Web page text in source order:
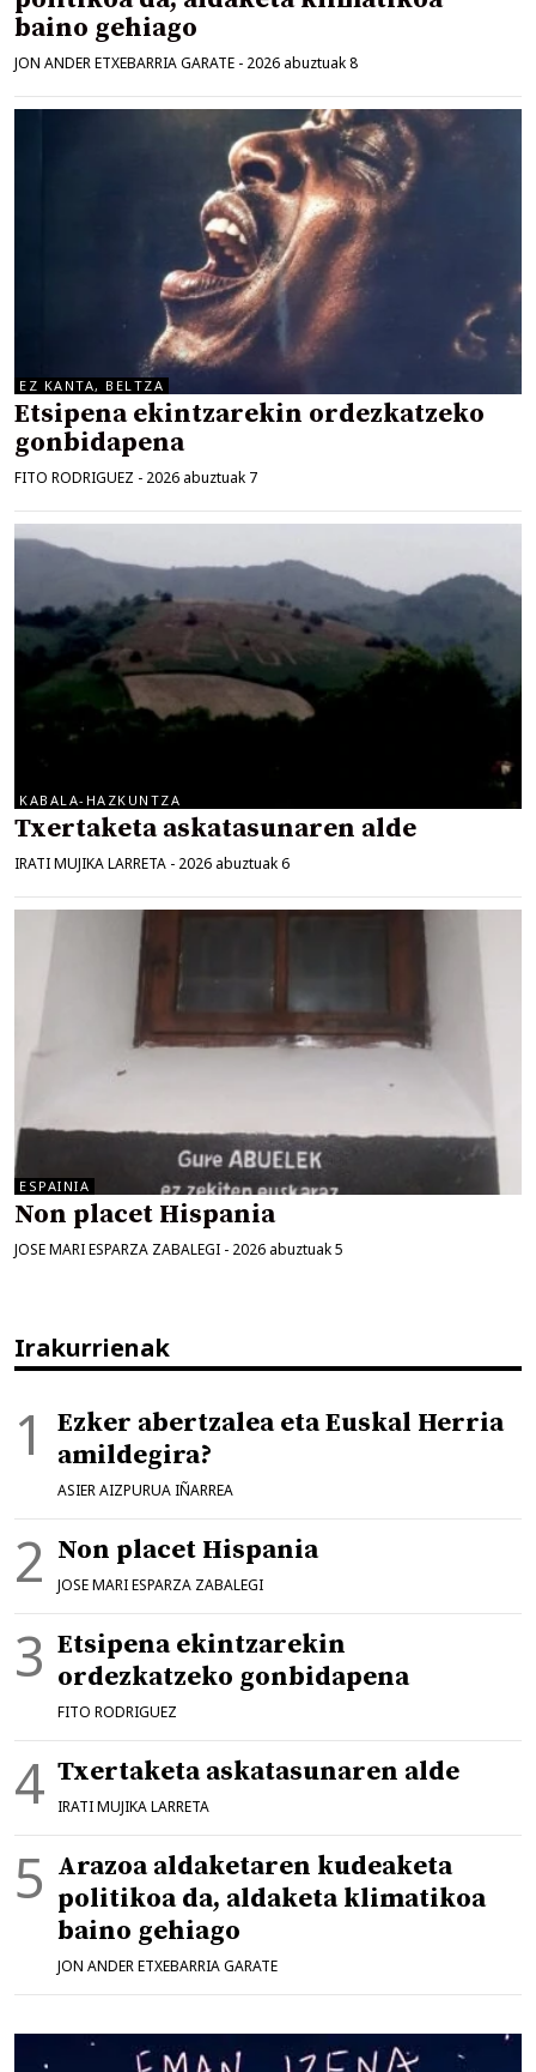
baino gehiago
JON ANDER ETXEBARRIA GARATE - 2026 abuztuak 8
EZ KANTA, BELTZA
Etsipena ekintzarekin ordezkatzeko
gonbidapena
FITO RODRIGUEZ - 2026 abuztuak 7
KABALA-HAZKUNTZA
Txertaketa askatasunaren alde
IRATI MUJIKA LARRETA - 2026 abuztuak 6
ESPAINIA
Non placet Hispania
JOSE MARI ESPARZA ZABALEGI - 2026 abuztuak 5
Irakurrienak
Ezker abertzalea eta Euskal Herria
amildegira?
ASIER AIZPURUA IÑARREA
Non placet Hispania
JOSE MARI ESPARZA ZABALEGI
Etsipena ekintzarekin
ordezkatzeko gonbidapena
FITO RODRIGUEZ
Txertaketa askatasunaren alde
IRATI MUJIKA LARRETA
Arazoa aldaketaren kudeaketa
politikoa da, aldaketa klimatikoa
baino gehiago
JON ANDER ETXEBARRIA GARATE